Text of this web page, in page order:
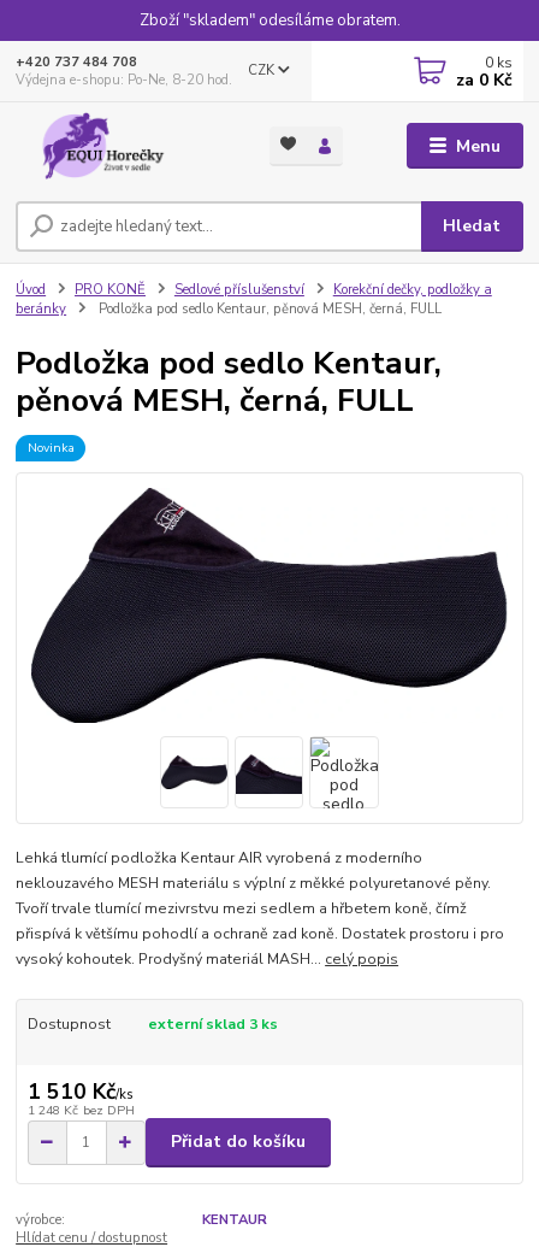
Zboží "skladem" odesíláme obratem.
Menu
CZK
Hledat
+420 737 484 708
Výdejna e-shopu: Po-Ne, 8-20 hod.
0 ks
za 0 Kč
Úvod PRO KONĚ Sedlové příslušenství
Korekční dečky, podložky a
beránky
Podložka pod sedlo Kentaur, pěnová MESH, černá, FULL
Podložka pod sedlo Kentaur,
pěnová MESH, černá, FULL
Novinka
Lehká tlumící podložka Kentaur AIR vyrobená z moderního
neklouzavého MESH materiálu s výplní z měkké polyuretanové pěny.
Tvoří trvale tlumící mezivrstvu mezi sedlem a hřbetem koně, čímž
přispívá k většímu pohodlí a ochraně zad koně. Dostatek prostoru i pro
vysoký kohoutek. Prodyšný materiál MASH... celý popis
Dostupnost externí sklad 3 ks
1 510 Kč/ks
1 248 Kč bez DPH
Přidat do košíku
výrobce:
KENTAUR
Hlídat cenu / dostupnost